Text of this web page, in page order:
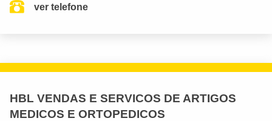
ver telefone
HBL VENDAS E SERVICOS DE ARTIGOS
MEDICOS E ORTOPEDICOS